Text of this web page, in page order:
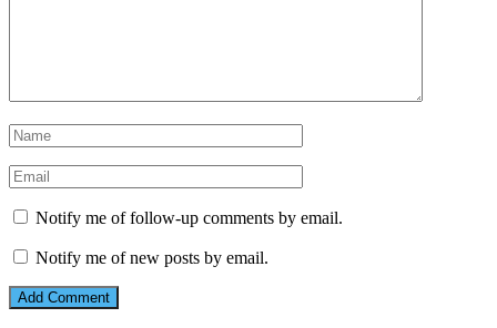
Notify me of follow-up comments by email.
Notify me of new posts by email.